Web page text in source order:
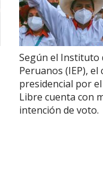
Según el Instituto
Peruanos (IEP), el
presidencial por
Libre cuenta con
intención de voto.